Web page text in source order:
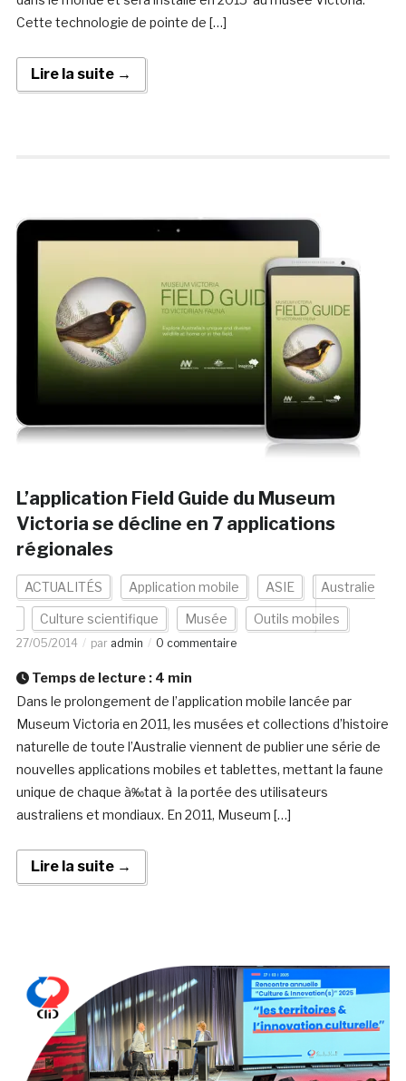
Cette technologie de pointe de […]
Lire la suite →
L’application Field Guide du Museum
Victoria se décline en 7 applications
régionales
ACTUALITÉS Application mobile ASIE Australie
Culture scientifique Musée Outils mobiles
27/05/2014 par admin 0 commentaire
Temps de lecture : 4 min
Dans le prolongement de l’application mobile lancée par
Museum Victoria en 2011, les musées et collections d’histoire
naturelle de toute l’Australie viennent de publier une série de
nouvelles applications mobiles et tablettes, mettant la faune
unique de chaque à‰tat à la portée des utilisateurs
australiens et mondiaux. En 2011, Museum […]
Lire la suite →